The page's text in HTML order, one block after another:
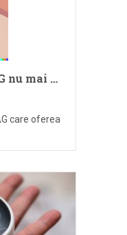
nu mai …
care oferea